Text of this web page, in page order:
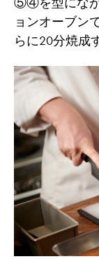
ョンオーブン
らに20分焼成